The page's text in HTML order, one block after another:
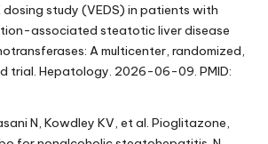
dosing study (VEDS) in patients with
associated steatotic liver disease
A multicenter, randomized,
trial. Hepatology. 2026-06-09. PMID:
N, Kowdley KV, et al. Pioglitazone,